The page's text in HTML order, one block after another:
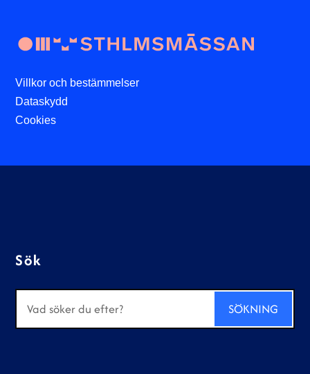
Villkor och bestämmelser
Dataskydd
Cookies
Sök
efter: